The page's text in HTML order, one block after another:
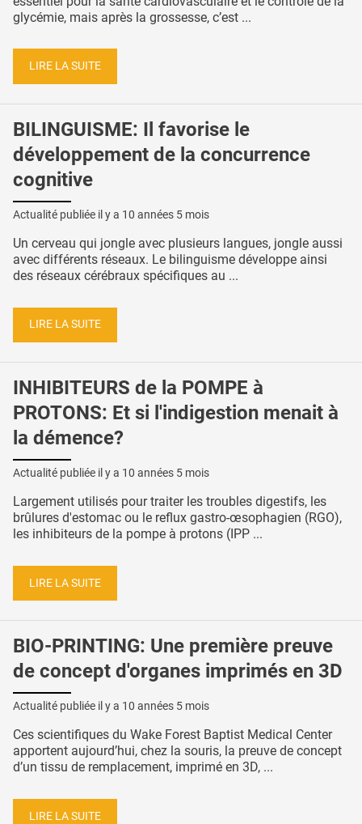
glycémie, mais après la grossesse, c’est ...
LIRE LA SUITE
BILINGUISME: Il favorise le
développement de la concurrence
cognitive
Actualité publiée il y a 10 années 5 mois
Un cerveau qui jongle avec plusieurs langues, jongle aussi
avec différents réseaux. Le bilinguisme développe ainsi
des réseaux cérébraux spécifiques au ...
LIRE LA SUITE
INHIBITEURS de la POMPE à
PROTONS: Et si l'indigestion menait à
la démence?
Actualité publiée il y a 10 années 5 mois
Largement utilisés pour traiter les troubles digestifs, les
brûlures d'estomac ou le reflux gastro-œsophagien (RGO),
les inhibiteurs de la pompe à protons (IPP ...
LIRE LA SUITE
BIO-PRINTING: Une première preuve
de concept d'organes imprimés en 3D
Actualité publiée il y a 10 années 5 mois
Ces scientifiques du Wake Forest Baptist Medical Center
apportent aujourd’hui, chez la souris, la preuve de concept
d’un tissu de remplacement, imprimé en 3D, ...
LIRE LA SUITE